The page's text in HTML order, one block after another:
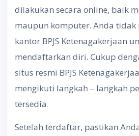
dilakukan secara online, baik
maupun komputer. Anda tidak
kantor BPJS Ketenagakerjaan
mendaftarkan diri. Cukup
situs resmi BPJS
mengikuti langkah – langkah
tersedia.
Setelah terdaftar, pastikan